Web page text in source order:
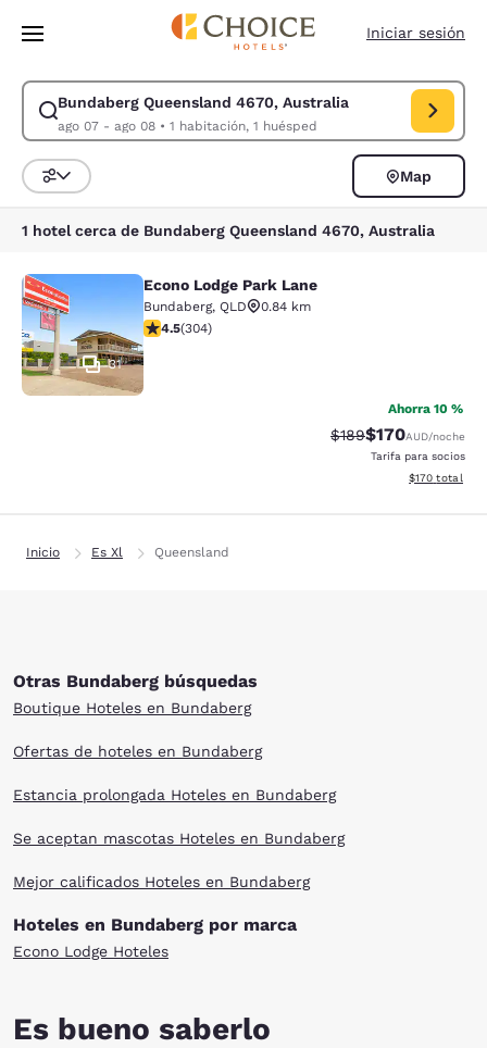
Pasar A Contenido Principal
Iniciar sesión
Bundaberg Queensland 4670, Australia
ago 07 - ago 08• 1 habitación, 1 huésped
Modificar la búsqueda de Bundaberg Queensland 4670, Australia.
Ordenar y filtrar
Map
1 hotel cerca de Bundaberg Queensland 4670, Australia
Econo Lodge Park Lane
31
Econo Lodge Park Lane
Bundaberg, QLD
0.84 km
calificación de 4.47 estrellas. Excelente. 304 reseñas
4.5(304)
Ahorra 10 %
Precio tachado:
$189Precio con
$170AUD/noche
Tarifa para socios
Ver detalles
$170 total
Inicio Es Xl Queensland
Otras Bundaberg búsquedas
Boutique Hoteles en Bundaberg
Ofertas de hoteles en Bundaberg
Estancia prolongada Hoteles en Bundaberg
Se aceptan mascotas Hoteles en Bundaberg
Mejor calificados Hoteles en Bundaberg
Hoteles en Bundaberg por marca
Econo Lodge Hoteles
Es bueno saberlo